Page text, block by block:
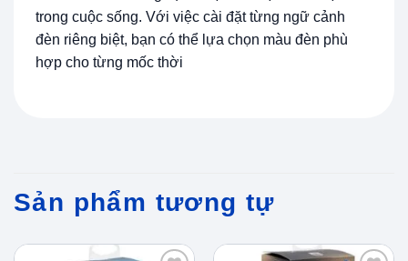
trong cuộc sống. Với việc cài đặt từng ngữ cảnh
đèn riêng biệt, bạn có thể lựa chọn màu đèn phù
hợp cho từng mốc thời
Sản phẩm tương tự